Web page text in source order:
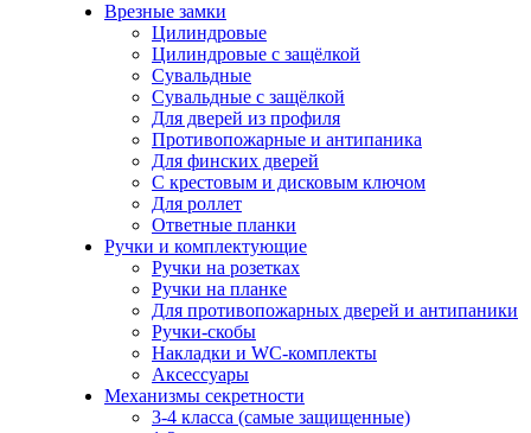
Врезные замки
Цилиндровые
Цилиндровые с защёлкой
Сувальдные
Сувальдные с защёлкой
Для дверей из профиля
Противопожарные и антипаника
Для финских дверей
С крестовым и дисковым ключом
Для роллет
Ответные планки
Ручки и комплектующие
Ручки на розетках
Ручки на планке
Для противопожарных дверей и антипаники
Ручки-скобы
Накладки и WC-комплекты
Аксессуары
Механизмы секретности
3-4 класса (самые защищенные)